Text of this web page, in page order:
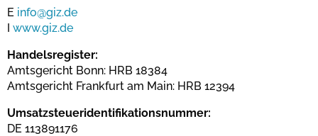
E info@giz.de
I www.giz.de
Handelsregister:
Amtsgericht Bonn: HRB 18384
Amtsgericht Frankfurt am Main: HRB 12394
Umsatzsteueridentifikationsnummer:
DE 113891176